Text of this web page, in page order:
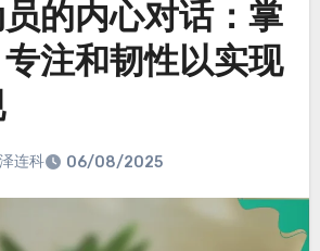
的内心对话：掌
注和韧性以实现
连科 06/08/2025